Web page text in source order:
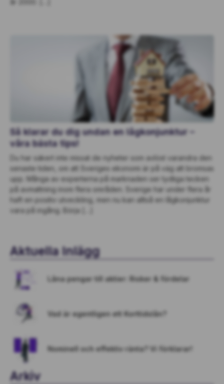
Så klarar du dig undan en lågkonjunktur –
våra bästa tips!
Du har säkert inte missat de nyheter som avlöst varandra den
senaste tiden, om att Sveriges ekonomi är på väg att bromsas
upp. Många av experterna på marknaden ser tydliga tecken
på avmattning inom flera områden. Sverige har under flera år
haft en positiv utveckling, men nu kan alltså en lågkonjunktur
vara på ingång. Börja […]
Aktuella Inlägg
Låna pengar till aktier: Risker & fördelar
Vad är egentligen ett Korttidslån?
Nominell och effektiv ränta? Vi förklarar!
Arkiv